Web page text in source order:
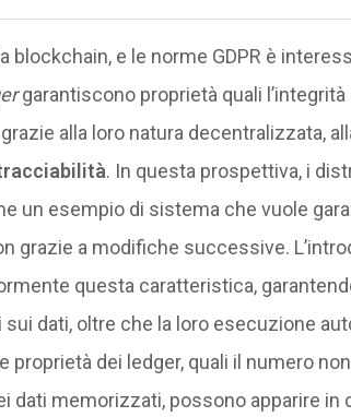
blockchain, e le norme GDPR è
garantiscono proprietà quali
alla loro natura decentralizzata,
. In questa prospettiva, i
un esempio di sistema che vuole
grazie a modifiche successive.
questa caratteristica,
sui dati, oltre che la loro esecuzione
proprietà dei ledger, quali il numero
dati memorizzati, possono apparire